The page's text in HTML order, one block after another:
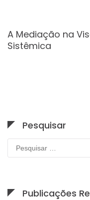
A Mediação na
Sistêmica
Pesquisar
Pesquisar
por:
Publicações